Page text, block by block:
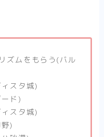
ズムをもらう(バル
スタ城)
ド)
スタ城)
)